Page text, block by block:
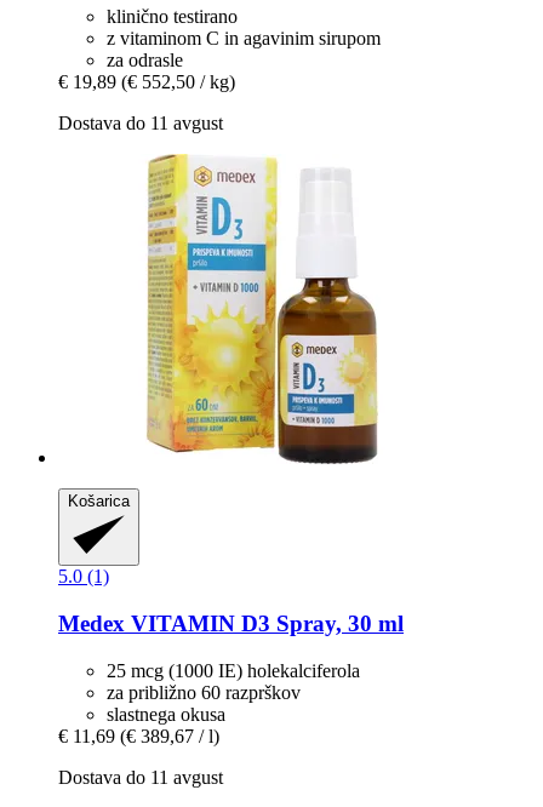
klinično testirano
z vitaminom C in agavinim sirupom
za odrasle
€ 19,89 (€ 552,50 / kg)
Dostava do 11 avgust
Košarica
5.0 (1)
Medex VITAMIN D3 Spray, 30 ml
25 mcg (1000 IE) holekalciferola
za približno 60 razprškov
slastnega okusa
€ 11,69 (€ 389,67 / l)
Dostava do 11 avgust